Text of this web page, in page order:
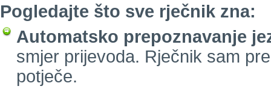
Pogledajte što sve rječnik zna:
Automatsko prepoznavanje
smjer prijevoda. Rječnik sam
potječe.